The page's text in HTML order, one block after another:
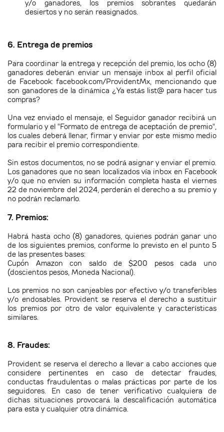
y/o ganadores, los premios sobrantes quedarán
desiertos y no serán reasignados.
6. Entrega de premios
Para coordinar la entrega y recepción del premio, los ocho (8)
ganadores deberán enviar un mensaje inbox al perfil oficial
de Facebook: facebook.com/ProvidentMx, mencionando que
son ganadores de la dinámica ¿Ya estás list@ para hacer tus
compras?
Una vez enviado el mensaje, el Seguidor ganador recibirá un
formulario y el "Formato de entrega de aceptación de premio",
los cuales deberá llenar, firmar y enviar por este mismo medio
para recibir el premio correspondiente.
Sin estos documentos, no se podrá asignar y enviar el premio.
Los ganadores que no sean localizados vía inbox en Facebook
y/o que no envíen su información completa hasta el viernes
22 de noviembre del 2024, perderán el derecho a su premio y
no podrán reclamarlo.
7. Premios:
Habrá hasta ocho (8) ganadores, quienes podrán ganar uno
de los siguientes premios, conforme lo previsto en el punto 5
de las presentes bases:
Cupón Amazon con saldo de $200 pesos cada uno
(doscientos pesos, Moneda Nacional).
Los premios no son canjeables por efectivo y/o transferibles
y/o endosables. Provident se reserva el derecho a sustituir
los premios por otro de valor equivalente y características
similares.
8. Fraudes:
Provident se reserva el derecho a llevar a cabo acciones que
considere pertinentes en caso de detectar fraudes,
conductas fraudulentas o malas prácticas por parte de los
seguidores. En caso de tener verificativo cualquiera de
dichas situaciones provocará la descalificación automática
para esta y cualquier otra dinámica.